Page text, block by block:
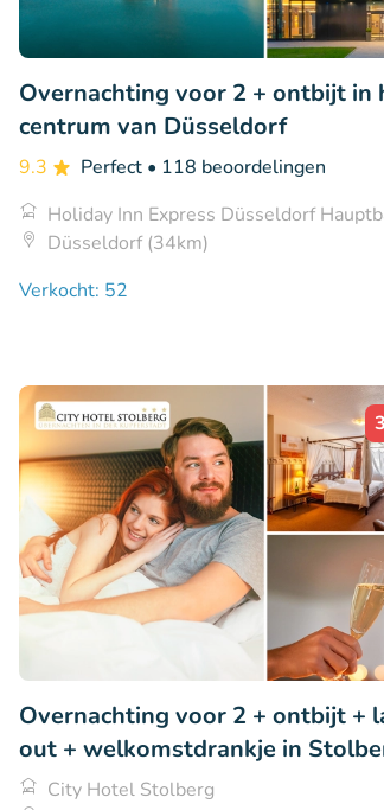
Overnachting voor 2 + ontbijt in
centrum van Düsseldorf
9.3 Perfect • 118 beoordelingen
Holiday Inn Express Düsseldorf
Düsseldorf (34km)
Verkocht: 52
Overnachting voor 2 + ontbijt +
out + welkomstdrankje in
City Hotel Stolberg